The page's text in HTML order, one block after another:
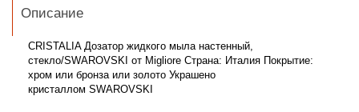
Описание
CRISTALIA Дозатор жидкого мыла настенный,
стекло/SWAROVSKI от Migliore Страна: Италия Покрытие:
хром или бронза или золото Украшено
кристаллом SWAROVSKI